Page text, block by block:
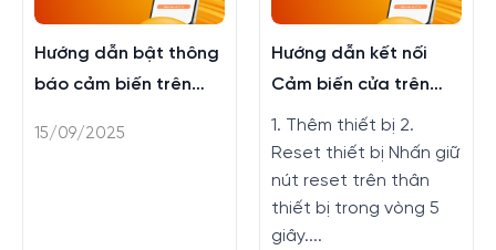
Hướng dẫn bật thông
báo cảm biến trên
15/09/2025
Hướng dẫn kết nối
Cảm biến cửa trên
FPT LIFE
1. Thêm thiết bị 2.
Reset thiết bị Nhấn giữ
nút reset trên thân
thiết bị trong vòng 5
giây....